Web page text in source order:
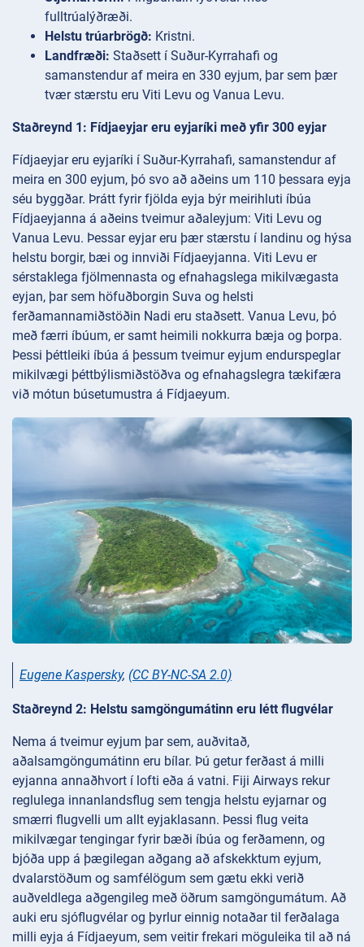
fulltrúalýðræði.
Helstu trúarbrögð: Kristni.
Landfræði: Staðsett í Suður-Kyrrahafi og
samanstendur af meira en 330 eyjum, þar sem þær
tvær stærstu eru Viti Levu og Vanua Levu.
Staðreynd 1: Fídjaeyjar eru eyjaríki með yfir 300 eyjar
Fídjaeyjar eru eyjaríki í Suður-Kyrrahafi, samanstendur af
meira en 300 eyjum, þó svo að aðeins um 110 þessara eyja
séu byggðar. Þrátt fyrir fjölda eyja býr meirihluti íbúa
Fídjaeyjanna á aðeins tveimur aðaleyjum: Viti Levu og
Vanua Levu. Þessar eyjar eru þær stærstu í landinu og hýsa
helstu borgir, bæi og innviði Fídjaeyjanna. Viti Levu er
sérstaklega fjölmennasta og efnahagslega mikilvægasta
eyjan, þar sem höfuðborgin Suva og helsti
ferðamannamiðstöðin Nadi eru staðsett. Vanua Levu, þó
með færri íbúum, er samt heimili nokkurra bæja og þorpa.
Þessi þéttleiki íbúa á þessum tveimur eyjum endurspeglar
mikilvægi þéttbýlismiðstöðva og efnahagslegra tækifæra
við mótun búsetumustra á Fídjaeyum.
Eugene Kaspersky, (CC BY-NC-SA 2.0)
Staðreynd 2: Helstu samgöngumátinn eru létt flugvélar
Nema á tveimur eyjum þar sem, auðvitað,
aðalsamgöngumátinn eru bílar. Þú getur ferðast á milli
eyjanna annaðhvort í lofti eða á vatni. Fiji Airways rekur
reglulega innanlandsflug sem tengja helstu eyjarnar og
smærri flugvelli um allt eyjaklasann. Þessi flug veita
mikilvægar tengingar fyrir bæði íbúa og ferðamenn, og
bjóða upp á þægilegan aðgang að afskekktum eyjum,
dvalarstöðum og samfélögum sem gætu ekki verið
auðveldlega aðgengileg með öðrum samgöngumátum. Að
auki eru sjóflugvélar og þyrlur einnig notaðar til ferðalaga
milli eyja á Fídjaeyum, sem veitir frekari möguleika til að ná